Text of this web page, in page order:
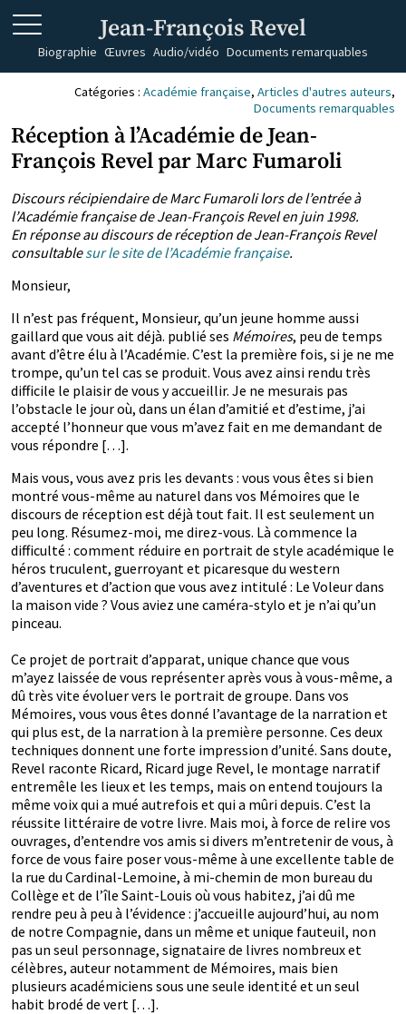
Jean-François Revel
Biographie Œuvres Audio/vidéo Documents remarquables
Catégories : Académie française, Articles d'autres auteurs,
Documents remarquables
Réception à l’Académie de Jean-
François Revel par Marc Fumaroli
Discours récipiendaire de Marc Fumaroli lors de l’entrée à
l’Académie française de Jean-François Revel en juin 1998.
En réponse au discours de réception de Jean-François Revel
consultablesur le site de l’Académie française.
Monsieur,
Il n’est pas fréquent, Monsieur, qu’un jeune homme aussi
gaillard que vous ait déjà. publié ses Mémoires, peu de temps
avant d’être élu à l’Académie. C’est la première fois, si je ne me
trompe, qu’un tel cas se produit. Vous avez ainsi rendu très
difficile le plaisir de vous y accueillir. Je ne mesurais pas
l’obstacle le jour où, dans un élan d’amitié et d’estime, j’ai
accepté l’honneur que vous m’avez fait en me demandant de
vous répondre […].
Mais vous, vous avez pris les devants : vous vous êtes si bien
montré vous-même au naturel dans vos Mémoires que le
discours de réception est déjà tout fait. Il est seulement un
peu long. Résumez-moi, me direz-vous. Là commence la
difficulté : comment réduire en portrait de style académique le
héros truculent, guerroyant et picaresque du western
d’aventures et d’action que vous avez intitulé : Le Voleur dans
la maison vide ? Vous aviez une caméra-stylo et je n’ai qu’un
pinceau.
Ce projet de portrait d’apparat, unique chance que vous
m’ayez laissée de vous représenter après vous à vous-même, a
dû très vite évoluer vers le portrait de groupe. Dans vos
Mémoires, vous vous êtes donné l’avantage de la narration et
qui plus est, de la narration à la première personne. Ces deux
techniques donnent une forte impression d’unité. Sans doute,
Revel raconte Ricard, Ricard juge Revel, le montage narratif
entremêle les lieux et les temps, mais on entend toujours la
même voix qui a mué autrefois et qui a mûri depuis. C’est la
réussite littéraire de votre livre. Mais moi, à force de relire vos
ouvrages, d’entendre vos amis si divers m’entretenir de vous, à
force de vous faire poser vous-même à une excellente table de
la rue du Cardinal-Lemoine, à mi-chemin de mon bureau du
Collège et de l’île Saint-Louis où vous habitez, j’ai dû me
rendre peu à peu à l’évidence : j’accueille aujourd’hui, au nom
de notre Compagnie, dans un même et unique fauteuil, non
pas un seul personnage, signataire de livres nombreux et
célèbres, auteur notamment de Mémoires, mais bien
plusieurs académiciens sous une seule identité et un seul
habit brodé de vert […].